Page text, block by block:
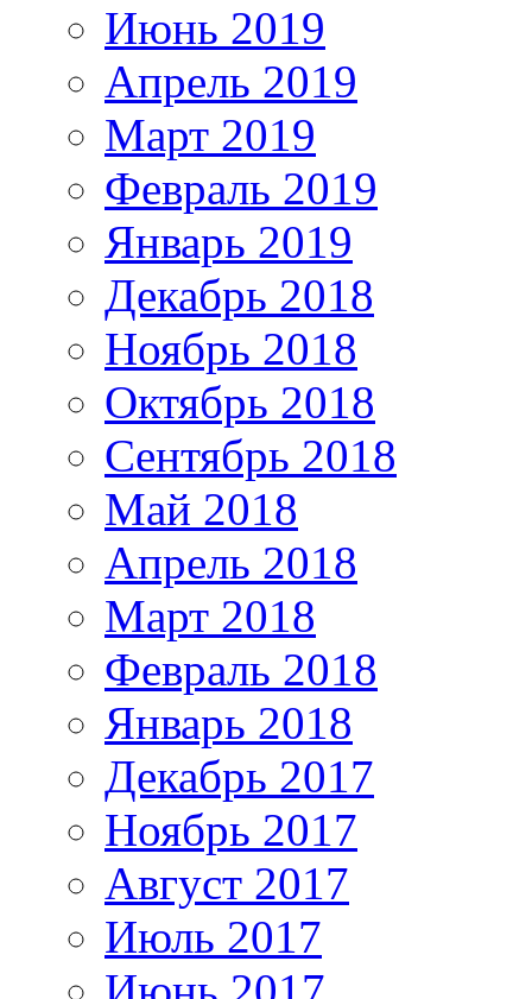
Июнь 2019
Апрель 2019
Март 2019
Февраль 2019
Январь 2019
Декабрь 2018
Ноябрь 2018
Октябрь 2018
Сентябрь 2018
Май 2018
Апрель 2018
Март 2018
Февраль 2018
Январь 2018
Декабрь 2017
Ноябрь 2017
Август 2017
Июль 2017